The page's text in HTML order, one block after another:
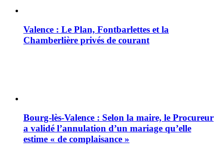
Valence : Le Plan, Fontbarlettes et la
Chamberlière privés de courant
Bourg-lès-Valence : Selon la maire, le Procureur
a validé l’annulation d’un mariage qu’elle
estime « de complaisance »